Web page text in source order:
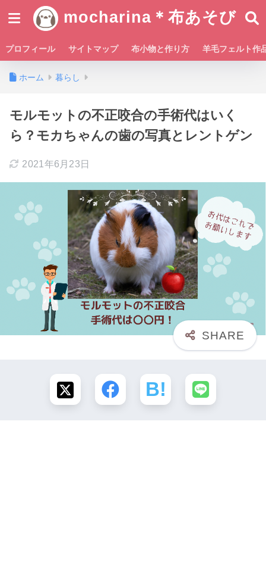
mocharina＊布あそび
プロフィール サイトマップ 布小物と作り方 羊毛フェルト作
ホーム 暮らし
モルモットの不正咬合の手術代はいく
ら？モカちゃんの歯の写真とレントゲン
2021年6月23日